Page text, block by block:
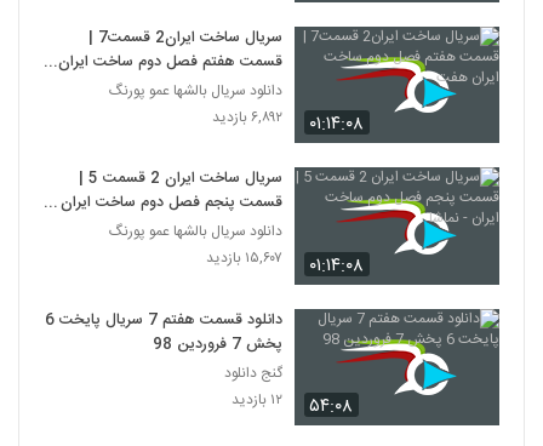
۰۱:۱۴:۰۸
سریال ساخت ایران2 قسمت7 |
قسمت هفتم فصل دوم ساخت ایران
هفت
دانلود سریال بالشها عمو پورنگ
۶,۸۹۲ بازدید
۰۱:۱۴:۰۸
سریال ساخت ایران 2 قسمت 5 |
قسمت پنجم فصل دوم ساخت ایران -
نماشا
دانلود سریال بالشها عمو پورنگ
۱۵,۶۰۷ بازدید
۵۴:۰۸
دانلود قسمت هفتم 7 سریال پایخت 6
پخش 7 فروردین 98
گنج دانلود
۱۲ بازدید